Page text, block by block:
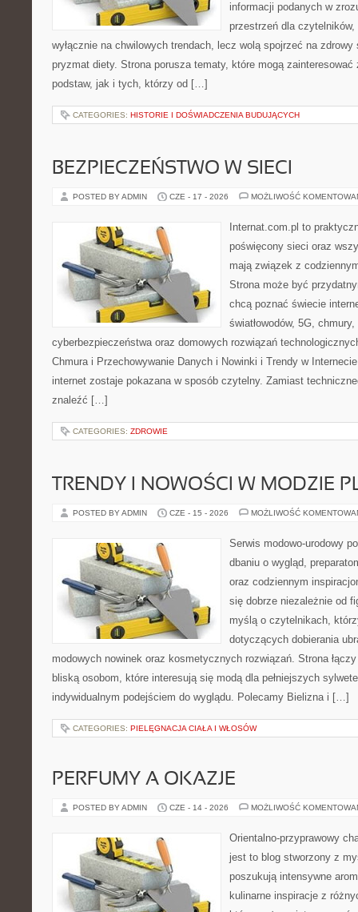
informacji podanych w
przestrzeń dla
wyłącznie na chwilowych trendach, lecz wolą spojrzeć na
pryzmat diety. Strona porusza tematy, które mogą
podstaw, jak i tych, którzy od […]
CATEGORIES: HISTORIE I DOŚWIADCZENIA BUDUJĄCYCH
BEZPIECZEŃSTWO W SIECI
POSTED BY ADMIN CZE - 17 - 2026 MOŻLIWOŚĆ
Internat.com.pl to
poświęcony sieci oraz
mają związek z
Strona może być
chcą poznać świecie
światłowodów, 5G,
cyberbezpieczeństwa oraz domowych rozwiązań
Chmura i Przechowywanie Danych i Nowinki i Trendy w
internet zostaje pokazana w sposób czytelny. Zamiast
znaleźć […]
CATEGORIES: ZDROWIE
TRENDY I NOWOŚCI W MODZIE
POSTED BY ADMIN CZE - 15 - 2026 MOŻLIWOŚĆ
Serwis modowo-urodowy
dbaniu o wygląd,
oraz codziennym
się dobrze niezależnie od
myślą o czytelnikach,
dotyczących dobierania
modowych nowinek oraz kosmetycznych rozwiązań. Strona
bliską osobom, które interesują się modą dla pełniejszych
indywidualnym podejściem do wyglądu. Polecamy Bielizna i […]
CATEGORIES: PIELĘGNACJA CIAŁA I WŁOSÓW
PERFUMY A OKAZJE
POSTED BY ADMIN CZE - 14 - 2026 MOŻLIWOŚĆ
Orientalno-przyprawowy
jest to blog stworzony z
poszukują intensywne
kulinarne inspiracje z